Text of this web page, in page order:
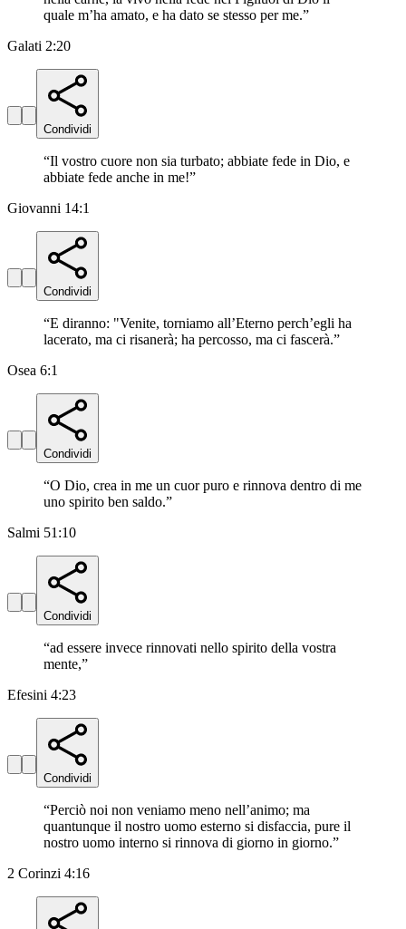
quale m’ha amato, e ha dato se stesso per me.”
Galati 2:20
Condividi
“Il vostro cuore non sia turbato; abbiate fede in Dio, e
abbiate fede anche in me!”
Giovanni 14:1
Condividi
“E diranno: "Venite, torniamo all’Eterno perch’egli ha
lacerato, ma ci risanerà; ha percosso, ma ci fascerà.”
Osea 6:1
Condividi
“O Dio, crea in me un cuor puro e rinnova dentro di me
uno spirito ben saldo.”
Salmi 51:10
Condividi
“ad essere invece rinnovati nello spirito della vostra
mente,”
Efesini 4:23
Condividi
“Perciò noi non veniamo meno nell’animo; ma
quantunque il nostro uomo esterno si disfaccia, pure il
nostro uomo interno si rinnova di giorno in giorno.”
2 Corinzi 4:16